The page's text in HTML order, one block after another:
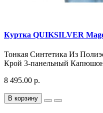
Куртка QUIKSILVER
Тонкая Синтетика Из
Крой 3-панельный Капюшон
8 495.00 р.
В корзину